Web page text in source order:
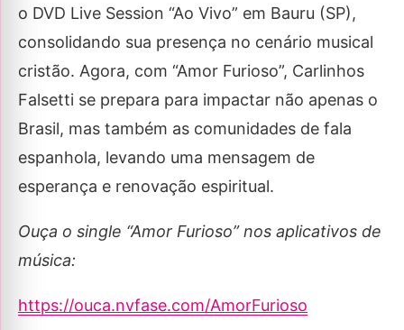
o DVD Live Session “Ao Vivo” em Bauru (SP),
consolidando sua presença no cenário musical
cristão. Agora, com “Amor Furioso”, Carlinhos
Falsetti se prepara para impactar não apenas o
Brasil, mas também as comunidades de fala
espanhola, levando uma mensagem de
esperança e renovação espiritual.
Ouça o single “Amor Furioso” nos aplicativos de
música:
https://ouca.nvfase.com/AmorFurioso